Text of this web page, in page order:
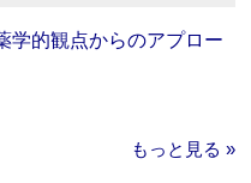
学的観点からのアプロー
もっと見る »